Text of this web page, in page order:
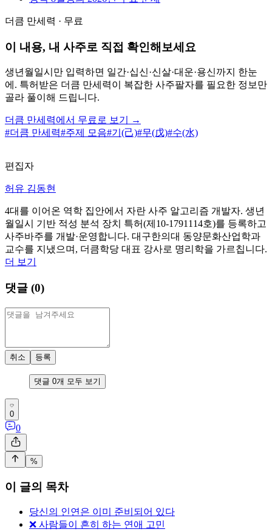
더큼 만세력 · 무료
이 내용, 내 사주로 직접 확인해보세요
생년월일시만 입력하면 일간·십신·신살·대운·용신까지 한눈
에. 특허받은 더큼 만세력이 복잡한 사주팔자를 필요한 정보만
골라 풀이해 드립니다.
더큼 만세력에서 무료로 보기 →
#더큼 만세력#주제 모음#기(己)#무(戊)#수(水)
편집자
허유 김동현
4대를 이어온 역학 집안에서 자란 사주 알고리즘 개발자. 생년
월일시 기반 적성 분석 장치 특허(제10-1791114호)를 등록하고
사주바주를 개발·운영합니다. 대구한의대 동양문화산업학과
교수를 지냈으며, 더큼학당 대표 강사로 명리학을 가르칩니다.
더 보기
댓글 (0)
취소 등록
댓글 0개 모두 보기
0
0
%
이 글의 목차
당신의 인연은 이미 준비되어 있다
❌ 사람들이 흔히 하는 연애 고민